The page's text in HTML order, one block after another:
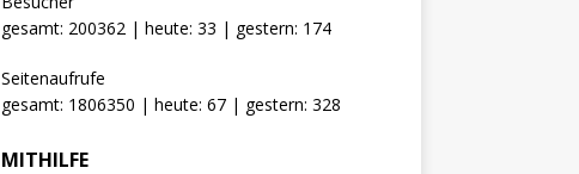
gesamt: 200362 | heute: 33 | gestern: 174
Seitenaufrufe
gesamt: 1806350 | heute: 67 | gestern: 328
MITHILFE